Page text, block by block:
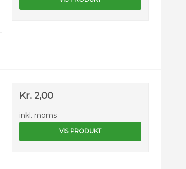
Kr. 2,00
inkl. moms
VIS PRODUKT